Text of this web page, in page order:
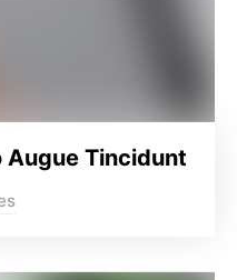
Augue Tincidunt